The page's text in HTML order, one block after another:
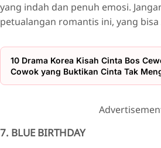
yang indah dan penuh emosi.
petualangan romantis ini, yang bisa
10 Drama Korea Kisah Cinta Bos
Cowok yang Buktikan Cinta Tak
7. BLUE BIRTHDAY